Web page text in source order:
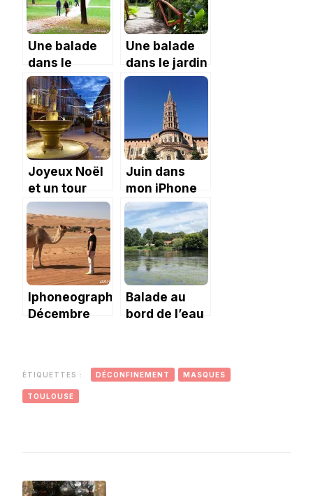
Une balade
dans le
Parque del
Buen Retiro
Une balade
dans le jardin
d’Eden de
l’Ermitage
Joyeux Noël
et un tour
dans
Toulouse
Juin dans
mon iPhone
Iphoneography:
Décembre
Balade au
bord de l’eau
ÉTIQUETTES : DÉCONFINEMENT MASQUES
TOULOUSE